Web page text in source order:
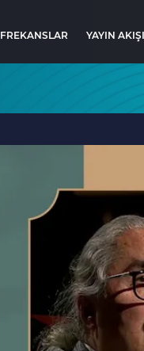
FREKANSLAR YAYIN AKIŞI